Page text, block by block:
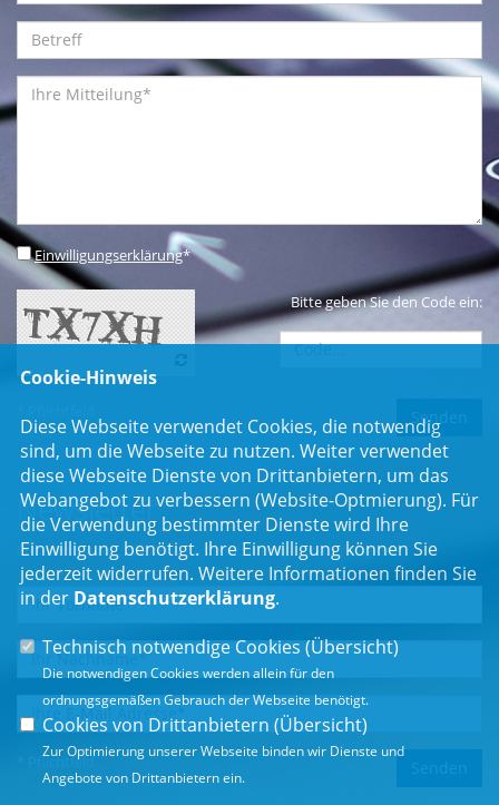
Einwilligungserklärung*
Bitte geben Sie den Code ein:
Newsletter
Erhalten Sie Neuigkeiten aus dem Landtag und der Region.
* Pflichtfeld
Cookie-Hinweis
Diese Webseite verwendet Cookies, die notwendig
sind, um die Webseite zu nutzen. Weiter verwendet
diese Webseite Dienste von Drittanbietern, um das
Webangebot zu verbessern (Website-Optmierung). Für
die Verwendung bestimmter Dienste wird Ihre
Einwilligung benötigt. Ihre Einwilligung können Sie
jederzeit widerrufen. Weitere Informationen finden Sie
in der Datenschutzerklärung.
Technisch notwendige Cookies (Übersicht)
Die notwendigen Cookies werden allein für den
ordnungsgemäßen Gebrauch der Webseite benötigt.
Cookies von Drittanbietern (Übersicht)
Zur Optimierung unserer Webseite binden wir Dienste und
Angebote von Drittanbietern ein.